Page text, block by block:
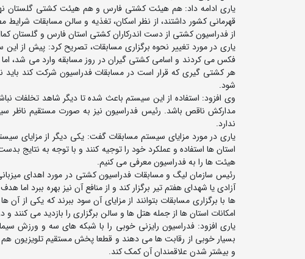
یاری ادامه داد: هم هیئت کشتی فارس و هم هیئت کشتی گلستان
قهرمانی کشور داشتند، از نظر اسکان، تغذیه و سالن مسابقات
از فدراسیون کشتی از دست اندرکاران کشتی استان فارس و گلستان
یاری در مورد تغییر نحوه برگزاری مسابقات، تصریح کرد: پیش از
فکس می کردند و اسامی کشتی گیران در روز مسابقه وارد می شد،
هر کشتی گیری که قرار است در مسابقات فدراسیون شرکت کند
شود.
وی افزود: استفاده از این سیستم باعث شده تا دیگر شاهد تخلفات
مدارکش ناقص باشد. رئیس فدراسیون نیز به صورت مستقیم
ندارد.
یاری در مورد مزایای سیستم مسابقات گفت: یکی دیگر از مزایای
استان ها استفاده و عملکرد خود را توجیه کنند و با توجه به
هیئت ها را به فدراسیون معرفی می کنیم.
رئیس سازمان لیگ و مسابقات فدراسیون کشتی در مورد اهدای
آزادی یا شهدای هفتم تیر برگزار کند و از منافع آن نیز بهره
ها با برگزاری مسابقات بتوانند از مزایای آن سود ببرند که یکی از
امکانات استان ها از جمله هتل ها و سالن برگزاری را بازدید می کنند
یاری افزود: فدراسیون رایزنی خوبی را با شبکه های سه و ورزش
بسیار خوبی از رقابت ها می دهند و قطعا پخش مستقیم تلویزیون
و بیشتر شدن علاقمندان آن کمک کند.